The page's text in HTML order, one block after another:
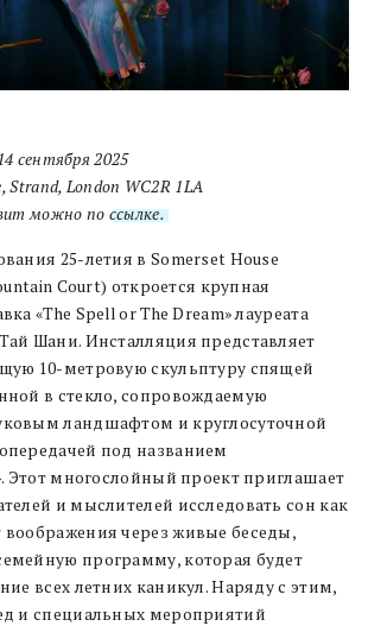
сентября 2025
Strand, London WC2R 1LA
можно по ссылке.
25-летия в Somerset House
Court) откроется крупная
«The Spell or The Dream» лауреата
Шани. Инсталляция представляет
10-метровую скульптуру спящей
в стекло, сопровождаемую
ландшафтом и круглосуточной
под названием
Этот многослойный проект приглашает
и мыслителей исследовать сон как
через живые беседы,
программу, которая будет
всех летних каникул. Наряду с этим,
и специальных мероприятий